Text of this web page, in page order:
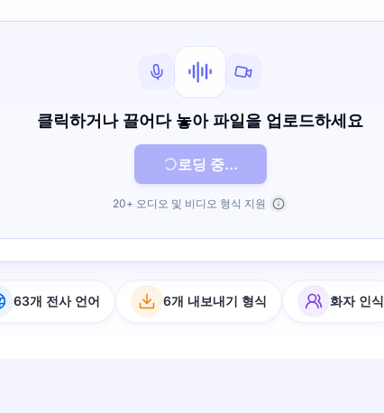
클릭하거나 끌어다 놓아 파일을 업로드하세요
로딩 중...
20+ 오디오 및 비디오 형식 지원
63개 전사 언어 6개 내보내기 형식 화자 인식